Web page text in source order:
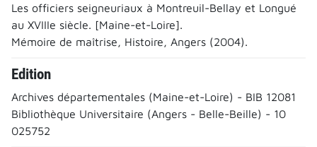
Les officiers seigneuriaux à Montreuil-Bellay et Longué
au XVIIIe siècle. [Maine-et-Loire].
Mémoire de maîtrise, Histoire, Angers (2004).
Edition
Archives départementales (Maine-et-Loire) - BIB 12081
Bibliothèque Universitaire (Angers - Belle-Beille) - 10
025752